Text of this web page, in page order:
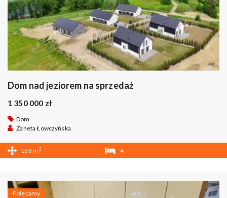
Dom nad jeziorem na sprzedaż
1 350 000 zł
Dom
Żaneta Łowczyńska
133 m2
4
Polecamy